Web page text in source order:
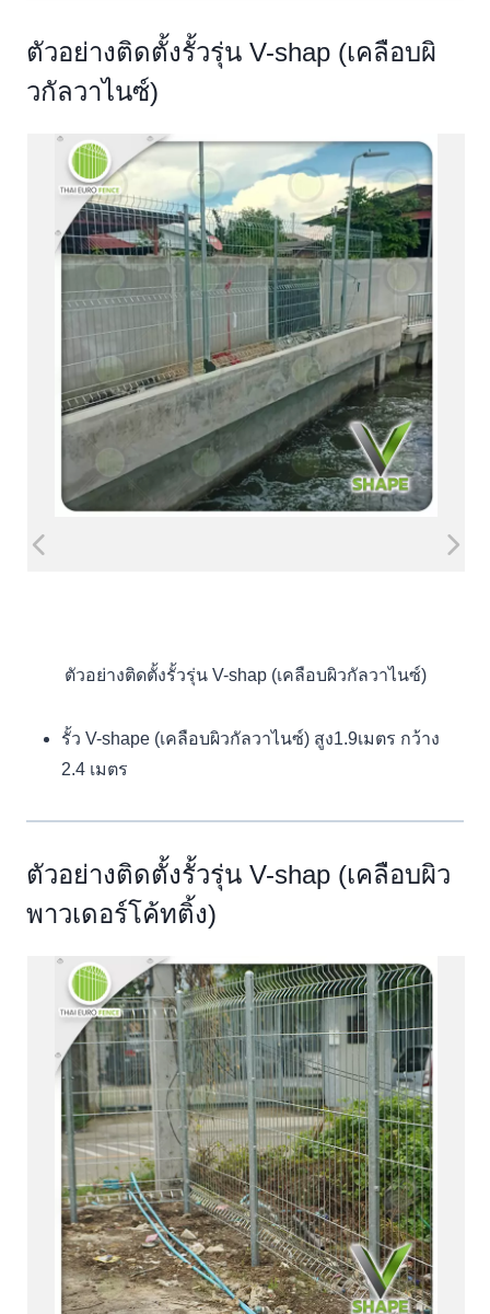
ตัวอย่างติดตั้งรั้วรุ่น V-shap (เคลือบผิ
วกัลวาไนซ์)
ตัวอย่างติดตั้งรั้วรุ่น V-shap (เคลือบผิวกัลวาไนซ์)
รั้ว V-shape (เคลือบผิวกัลวาไนซ์) สูง1.9เมตร กว้าง
2.4 เมตร
ตัวอย่างติดตั้งรั้วรุ่น V-shap (เคลือบผิว
พาวเดอร์โค้ทติ้ง)